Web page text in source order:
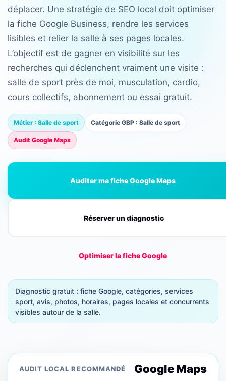
déplacer. Une stratégie de SEO local doit optimiser
la fiche Google Business, rendre les services
lisibles et relier la salle à ses pages locales.
L’objectif est de gagner en visibilité sur les
recherches qui déclenchent vraiment une visite :
salle de sport près de moi, musculation, cardio,
cours collectifs, abonnement ou essai gratuit.
Métier : Salle de sport Catégorie GBP : Salle de sport
Audit Google Maps
Auditer ma fiche Google Maps
Réserver un diagnostic
Optimiser la fiche Google
Diagnostic gratuit : fiche Google, catégories, services
sport, avis, photos, horaires, pages locales et concurrents
visibles autour de la salle.
AUDIT LOCAL RECOMMANDÉ Google Maps